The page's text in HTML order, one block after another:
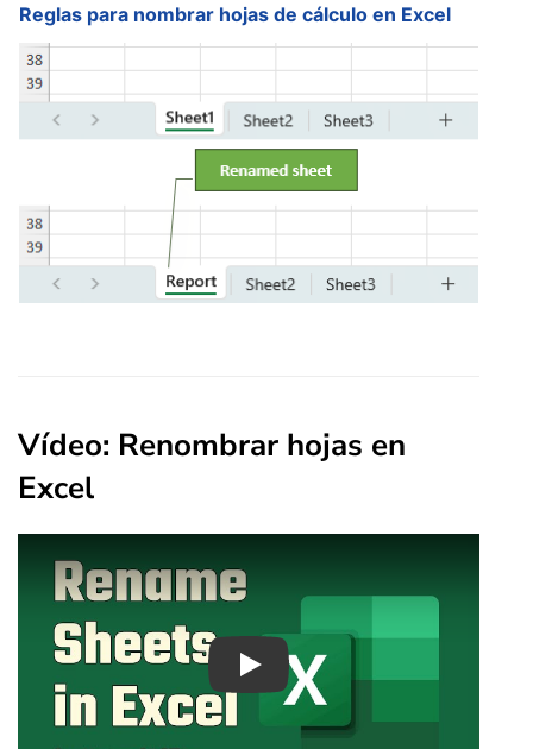
Reglas para nombrar hojas de cálculo en Excel
Vídeo: Renombrar hojas en
Excel
Play